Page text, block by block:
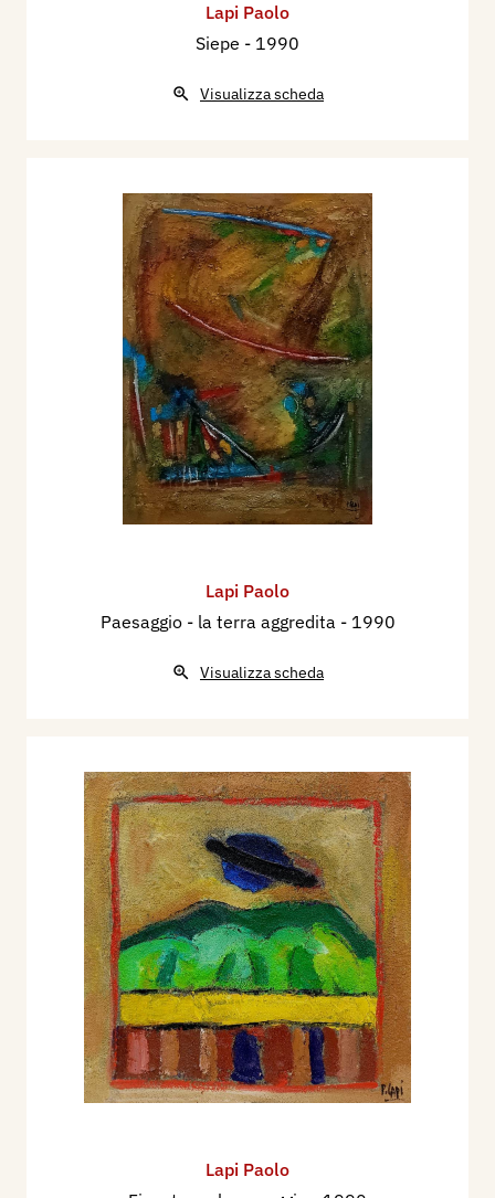
Lapi Paolo
Siepe - 1990
Visualizza scheda
Lapi Paolo
Paesaggio - la terra aggredita - 1990
Visualizza scheda
Lapi Paolo